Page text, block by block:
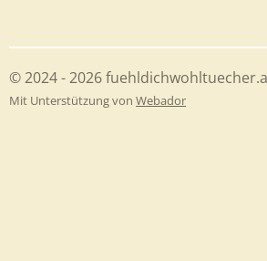
n
© 2024 - 2026
Mit Unterstützung von Webador